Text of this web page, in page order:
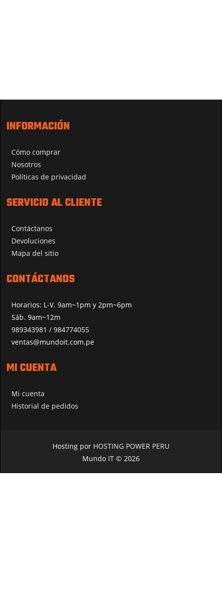
INFORMACIÓN
Cómo comprar
Nosotros
Políticas de privacidad
SERVICIO AL CLIENTE
Contáctanos
Devoluciones
Mapa del sitio
CONTÁCTANOS
Horarios: L-V. 9am~1pm y 2pm~6pm
Sáb. 9am~12m
989343981 / 984774055
ventas@mundoit.com.pe
MI CUENTA
Mi cuenta
Historial de pedidos
Hosting por HOSTING POWER PERU
Mundo IT © 2026